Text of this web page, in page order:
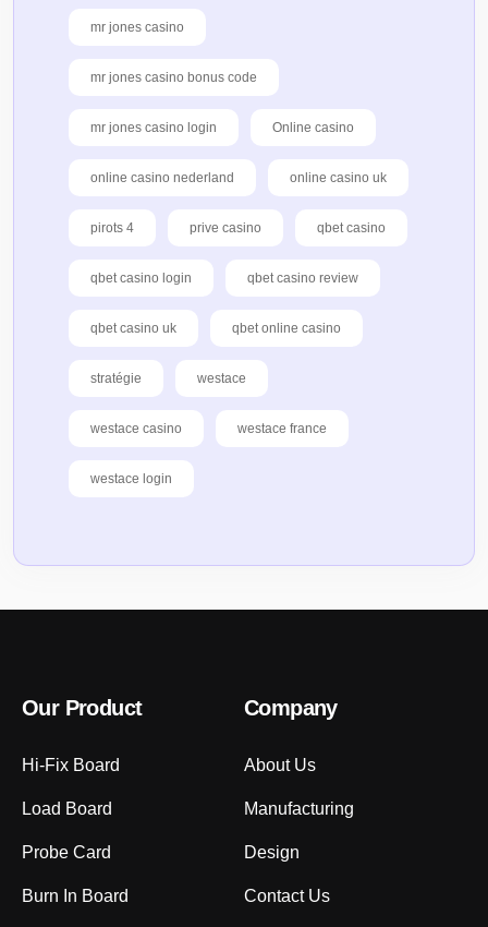
mr jones casino
mr jones casino bonus code
mr jones casino login Online casino
online casino nederland online casino uk
pirots 4 prive casino qbet casino
qbet casino login qbet casino review
qbet casino uk qbet online casino
stratégie westace
westace casino westace france
westace login
Our Product
Hi-Fix Board
Load Board
Probe Card
Burn In Board
Company
About Us
Manufacturing
Design
Contact Us